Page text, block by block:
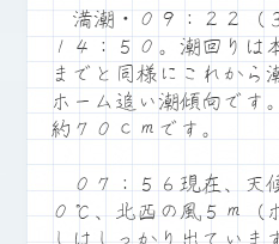
満潮・０９：２２（
１４：５０。潮回りは
までと同様にこれから
ホーム追い潮傾向です
約７０ｃｍです。
０７：５６現在、天
０℃、北西の風５ｍ（
しはしっかり出ていま